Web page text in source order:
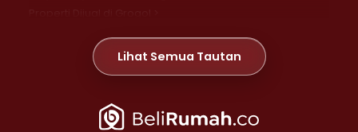
Properti Dijual di Meruya >
Properti Dijual di Jelambar >
Properti Dijual di Jakarta Pusat >
Lihat Semua Tautan